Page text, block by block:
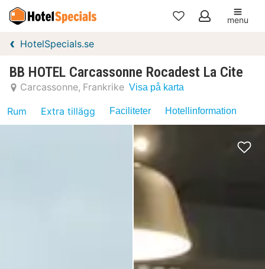
Mina
menu
HotelSpecials.se
BB HOTEL Carcassonne Rocadest La Cite
Carcassonne Frankrike Visa på karta
Rum Extra tillägg Faciliteter Hotellinformation